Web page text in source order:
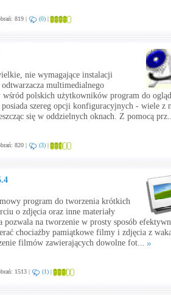
819 | (0) |
nie wymagające instalacji
multimedialnego
polskich użytkowników program do
szereg opcji konfiguracyjnych - wiele z
się w oddzielnych oknach. Z pomocą
820 | (3) |
program do tworzenia krótkich
o zdjęcia oraz inne materiały
na tworzenie w prosty sposób
chociażby pamiątkowe filmy i zdjęcia z
filmów zawierających dowolne fot...
1513 | (1) |